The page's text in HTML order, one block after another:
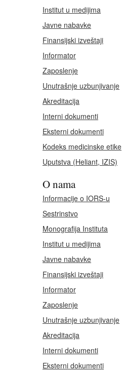
Institut u medijima
Javne nabavke
Finansijski izveštaji
Informator
Zaposlenje
Unutrašnje uzbunjivanje
Akreditacija
Interni dokumenti
Eksterni dokumenti
Kodeks medicinske etike
Uputstva (Heliant, IZIS)
O nama
Informacije o IORS-u
Sestrinstvo
Monografija Instituta
Institut u medijima
Javne nabavke
Finansijski izveštaji
Informator
Zaposlenje
Unutrašnje uzbunjivanje
Akreditacija
Interni dokumenti
Eksterni dokumenti